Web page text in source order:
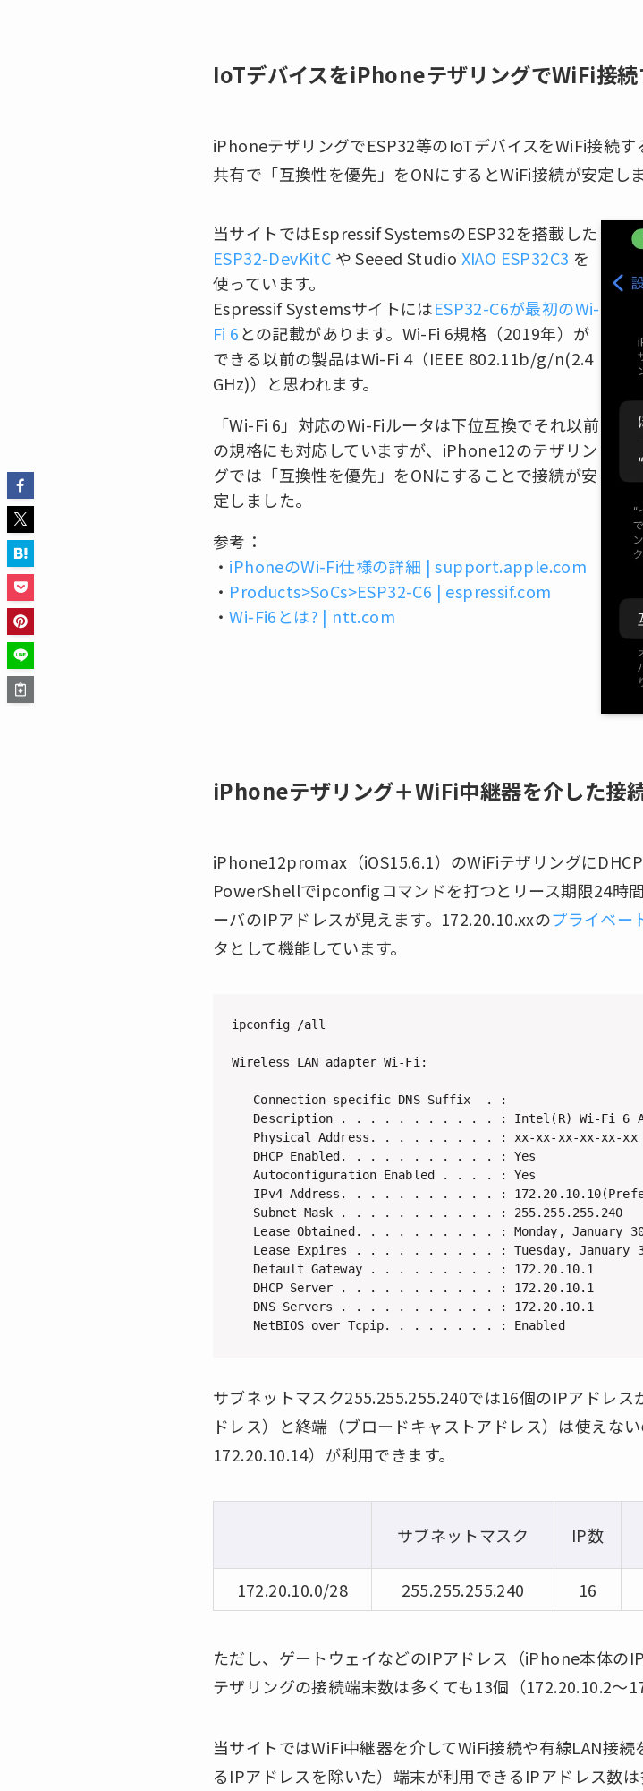
IoTデバイスをiPhoneテザリングでWiFi接
iPhoneテザリングでESP32等のIoTデバイスをWiFi接続
共有で「互換性を優先」をONにするとWiFi接続が安定し
当サイトではEspressif SystemsのESP32を搭載した
ESP32-DevKitC や Seeed Studio XIAO ESP32C3 を
使っています。
Espressif SystemsサイトにはESP32-C6が最初のWi-
Fi 6との記載があります。Wi-Fi 6規格（2019年）が
できる以前の製品はWi-Fi 4（IEEE 802.11b/g/n(2.4
GHz)）と思われます。
「Wi-Fi 6」対応のWi-Fiルータは下位互換でそれ以前
の規格にも対応していますが、iPhone12のテザリン
グでは「互換性を優先」をONにすることで接続が安
定しました。
参考：
・ iPhoneのWi-Fi仕様の詳細 | support.apple.com
・ Products>SoCs>ESP32-C6 | espressif.com
・Wi-Fi6とは? | ntt.com
iPhoneテザリング＋WiFi中継器を介した接
iPhone12promax（iOS15.6.1）のWiFiテザリングに
PowerShellでipconfigコマンドを打つとリース期限24時
ーバのIPアドレスが見えます。172.20.10.xxのプライベー
タとして機能しています。
ipconfig /all
Wireless LAN adapter Wi-Fi:
   Connection-specific DNS Suffix  . :
Description . . . . . . . . . . . : Intel(R) Wi-Fi 6
   Physical Address. . . . . . . . . : xx-xx-xx-xx-xx-xx
   DHCP Enabled. . . . . . . . . . . : Yes
   Autoconfiguration Enabled . . . . : Yes
IPv4 Address. . . . . . . . . . . :
   Subnet Mask . . . . . . . . . . . : 255.255.255.240
Lease Obtained. . . . . . . . . . : Monday, January
Lease Expires . . . . . . . . . . : Tuesday, January
   Default Gateway . . . . . . . . . : 172.20.10.1
   DHCP Server . . . . . . . . . . . : 172.20.10.1
   DNS Servers . . . . . . . . . . . : 172.20.10.1
   NetBIOS over Tcpip. . . . . . . . : Enabled
サブネットマスク255.255.255.240では16個のIPアドレ
ドレス）と終端（ブロードキャストアドレス）は使えな
172.20.10.14）が利用できます。
サブネットマスク IP数
172.20.10.0/28
255.255.255.240 16
ただし、ゲートウェイなどのIPアドレス（iPhone本体の
テザリングの接続端末数は多くても13個（172.20.10.2～
当サイトではWiFi中継器を介してWiFi接続や有線LAN接
るIPアドレスを除いた）端末が利用できるIPアドレス数は